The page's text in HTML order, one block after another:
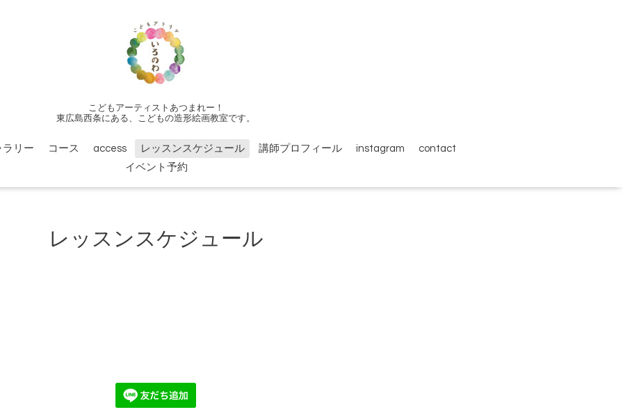
こどもアーティストあつまれー！
東広島西条にある、こどもの造形絵画教室です。
ラリー コース access レッスンスケジュール 講師プロフィール instagram
contact
イベント予約
レッスンスケジュール